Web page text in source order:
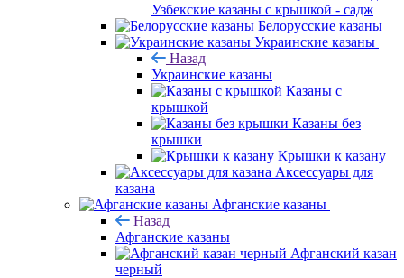
Узбекские казаны с крышкой - садж
Белорусские казаны
Украинские казаны
Назад
Украинские казаны
Казаны с
крышкой
Казаны без
крышки
Крышки к казану
Аксессуары для
казана
Афганские казаны
Назад
Афганские казаны
Афганский казан
черный